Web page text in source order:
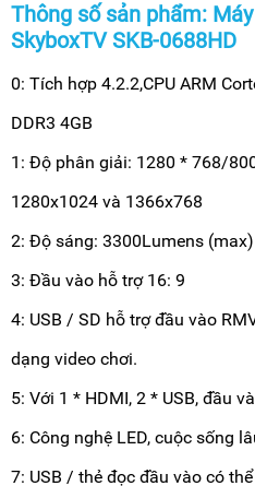
Thông số sản phẩm:
SkyboxTV SKB-0688HD
0: Tích hợp 4.2.2,CPU ARM
DDR3 4GB
1: Độ phân giải: 1280 * 768/
1280x1024 và 1366x768
2: Độ sáng: 3300Lumens (max)
3: Đầu vào hỗ trợ 16: 9
4: USB / SD hỗ trợ đầu vào
dạng video chơi.
5: Với 1 * HDMI, 2 * USB, đầu
6: Công nghệ LED, cuộc sống
7: USB / thẻ đọc đầu vào có